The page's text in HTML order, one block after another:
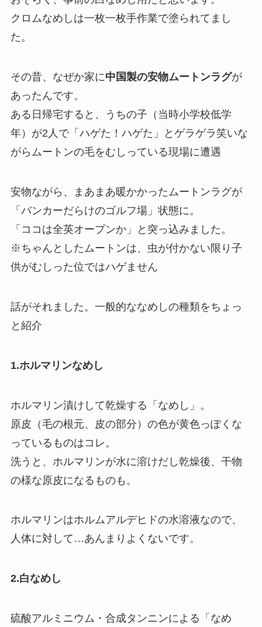
クロムなめしは一枚一枚手作業で塗られてまし
た。
その昔、なぜか家に中国製の安物ムートンラグが
あったんです。
ある日帰宅すると、うちの子（当時小学校低学
年）が2人で「ハゲた！ハゲた」とゲラゲラ笑いな
がらムートンの毛をむしっている現場に遭遇
安物ながら、まあまあ暖かかったムートンラグが
「バンカーだらけのゴルフ場」状態に。
「ココは全英オープンか」と突っ込みました。
※ちゃんとしたムートンは、虫が付かない限り子
供がむしった位ではハゲません
話がそれました。一般的ななめしの種類をちょっ
と紹介
1.ホルマリンなめし
ホルマリン漬けして乾燥する「なめし」。
原皮（毛の根元、皮の部分）の色が黄色っぽくな
っているものはコレ。
洗うと、ホルマリンが水に溶けだし乾燥後、干物
の様な原皮になるものも。
ホルマリンはホルムアルデヒドの水溶液なので、
人体に対して…あんまりよくないです。
2.白なめし
硫酸アルミニウム・合成タンニンによる「なめ